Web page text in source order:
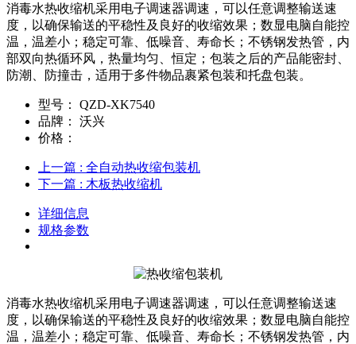
消毒水热收缩机采用电子调速器调速，可以任意调整输送速
度，以确保输送的平稳性及良好的收缩效果；数显电脑自能控
温，温差小；稳定可靠、低噪音、寿命长；不锈钢发热管，内
部双向热循环风，热量均匀、恒定；包装之后的产品能密封、
防潮、防撞击，适用于多件物品裹紧包装和托盘包装。
型号：
QZD-XK7540
品牌：
沃兴
价格：
上一篇 : 全自动热收缩包装机
下一篇 : 木板热收缩机
详细信息
规格参数
消毒水热收缩机采用电子调速器调速，可以任意调整输送速
度，以确保输送的平稳性及良好的收缩效果；数显电脑自能控
温，温差小；稳定可靠、低噪音、寿命长；不锈钢发热管，内